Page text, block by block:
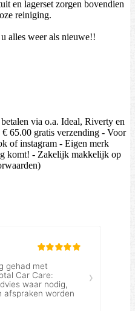
en lagerset zorgen bovendien
reiniging.
alles weer als nieuwe!!
via o.a. Ideal, Riverty en
65.00 gratis verzending - Voor
of instagram - Eigen merk
komt! - Zakelijk makkelijk op